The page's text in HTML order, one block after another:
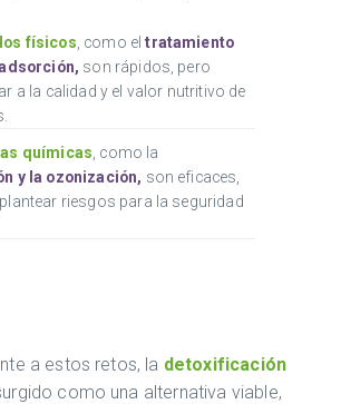
físicos , como el tratamiento
son rápidos, pero
a la calidad y el valor nutritivo de
químicas , como la
y la ozonización, son eficaces,
riesgos para la seguridad
a estos retos, la detoxificación
como una alternativa viable,